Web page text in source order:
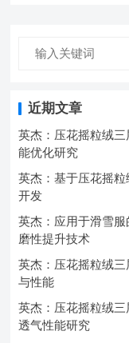
近期文章
英杰：压花摇粒绒
能优化研究
英杰：基于压花摇
开发
英杰：应用于滑雪
磨性提升技术
英杰：压花摇粒绒
与性能
英杰：压花摇粒绒
透气性能研究